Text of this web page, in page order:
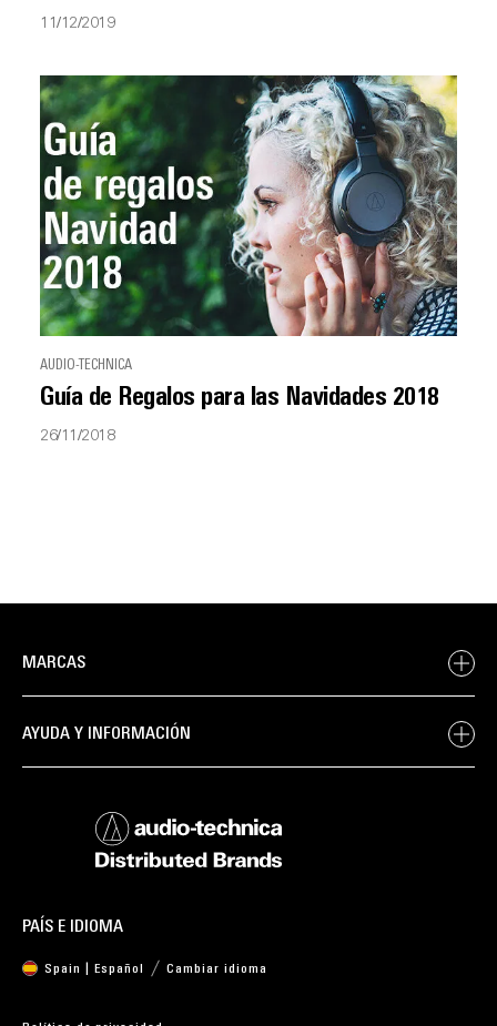
11/12/2019
AUDIO-TECHNICA
Guía de Regalos para las Navidades 2018
26/11/2018
MARCAS
AYUDA Y INFORMACIÓN
PAÍS E IDIOMA
Spain | Español Cambiar idioma